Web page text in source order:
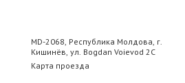
MD-2068, Республика Молдова, г.
Кишинёв, ул. Bogdan Voievod 2C
Карта проезда